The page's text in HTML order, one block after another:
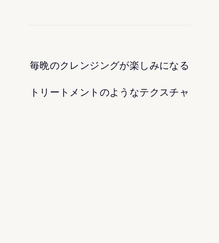
毎晩のクレンジングが楽しみになる
トリートメントのようなテクスチャ